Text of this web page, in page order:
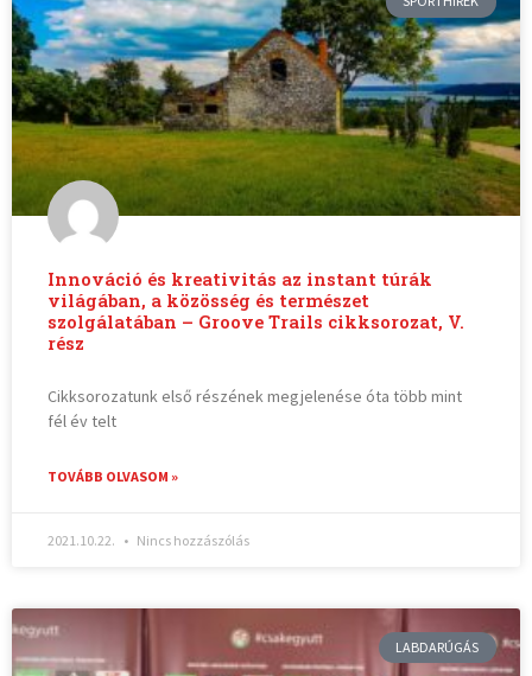
Innováció és kreativitás az instant túrák
világában, a közösség és természet
szolgálatában – Groove Trails cikksorozat, V.
rész
Cikksorozatunk első részének megjelenése óta több mint
fél év telt
TOVÁBB OLVASOM »
2021.10.22. Nincs hozzászólás
LABDARÚGÁS